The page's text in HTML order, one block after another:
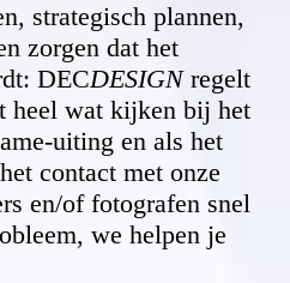
strategisch plannen,
zorgen dat het
DECDESIGNregelt
heel wat kijken bij het
uiting en als het
contact met onze
en/of fotografen snel
we helpen je